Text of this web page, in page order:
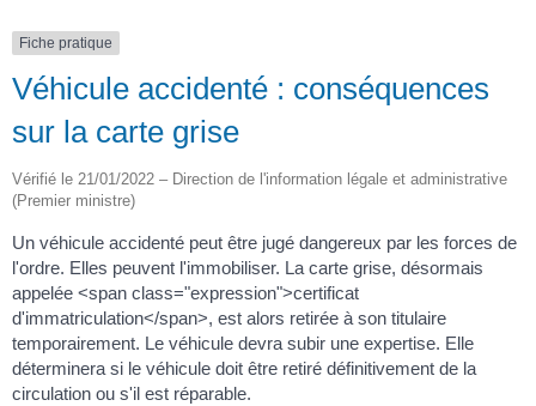
Fiche pratique
Véhicule accidenté : conséquences
sur la carte grise
Vérifié le 21/01/2022 – Direction de l'information légale et administrative
(Premier ministre)
Un véhicule accidenté peut être jugé dangereux par les forces de
l'ordre. Elles peuvent l'immobiliser. La carte grise, désormais
appelée <span class="expression">certificat
d'immatriculation</span>, est alors retirée à son titulaire
temporairement. Le véhicule devra subir une expertise. Elle
déterminera si le véhicule doit être retiré définitivement de la
circulation ou s'il est réparable.